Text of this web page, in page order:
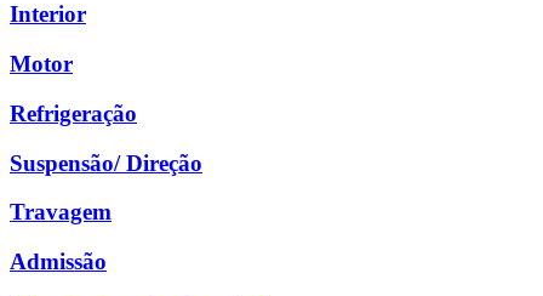
Interior
Motor
Refrigeração
Suspensão/ Direção
Travagem
Admissão